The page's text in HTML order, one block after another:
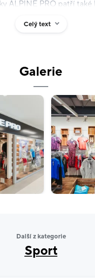
ALPINE PRO patří také
olympijského týmu,
Český paralympijský tým.
ALPINE PROgram
se v našem
do věrnostního
uvítací voucher na
měsíc můžete
Celý text
Galerie
Další z kategorie
Sport